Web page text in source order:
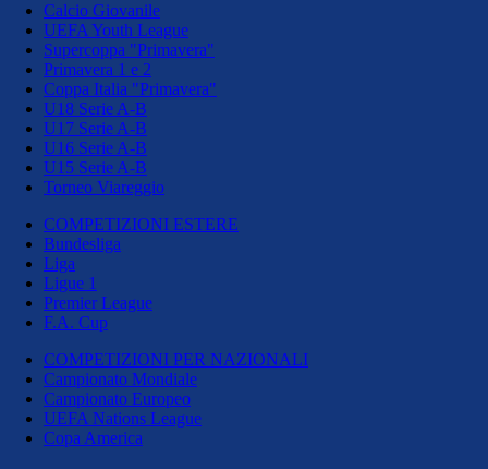
Calcio Giovanile
UEFA Youth League
Supercoppa "Primavera"
Primavera 1 e 2
Coppa Italia "Primavera"
U18 Serie A-B
U17 Serie A-B
U16 Serie A-B
U15 Serie A-B
Torneo Viareggio
COMPETIZIONI ESTERE
Bundesliga
Liga
Ligue 1
Premier League
F.A. Cup
COMPETIZIONI PER NAZIONALI
Campionato Mondiale
Campionato Europeo
UEFA Nations League
Copa America